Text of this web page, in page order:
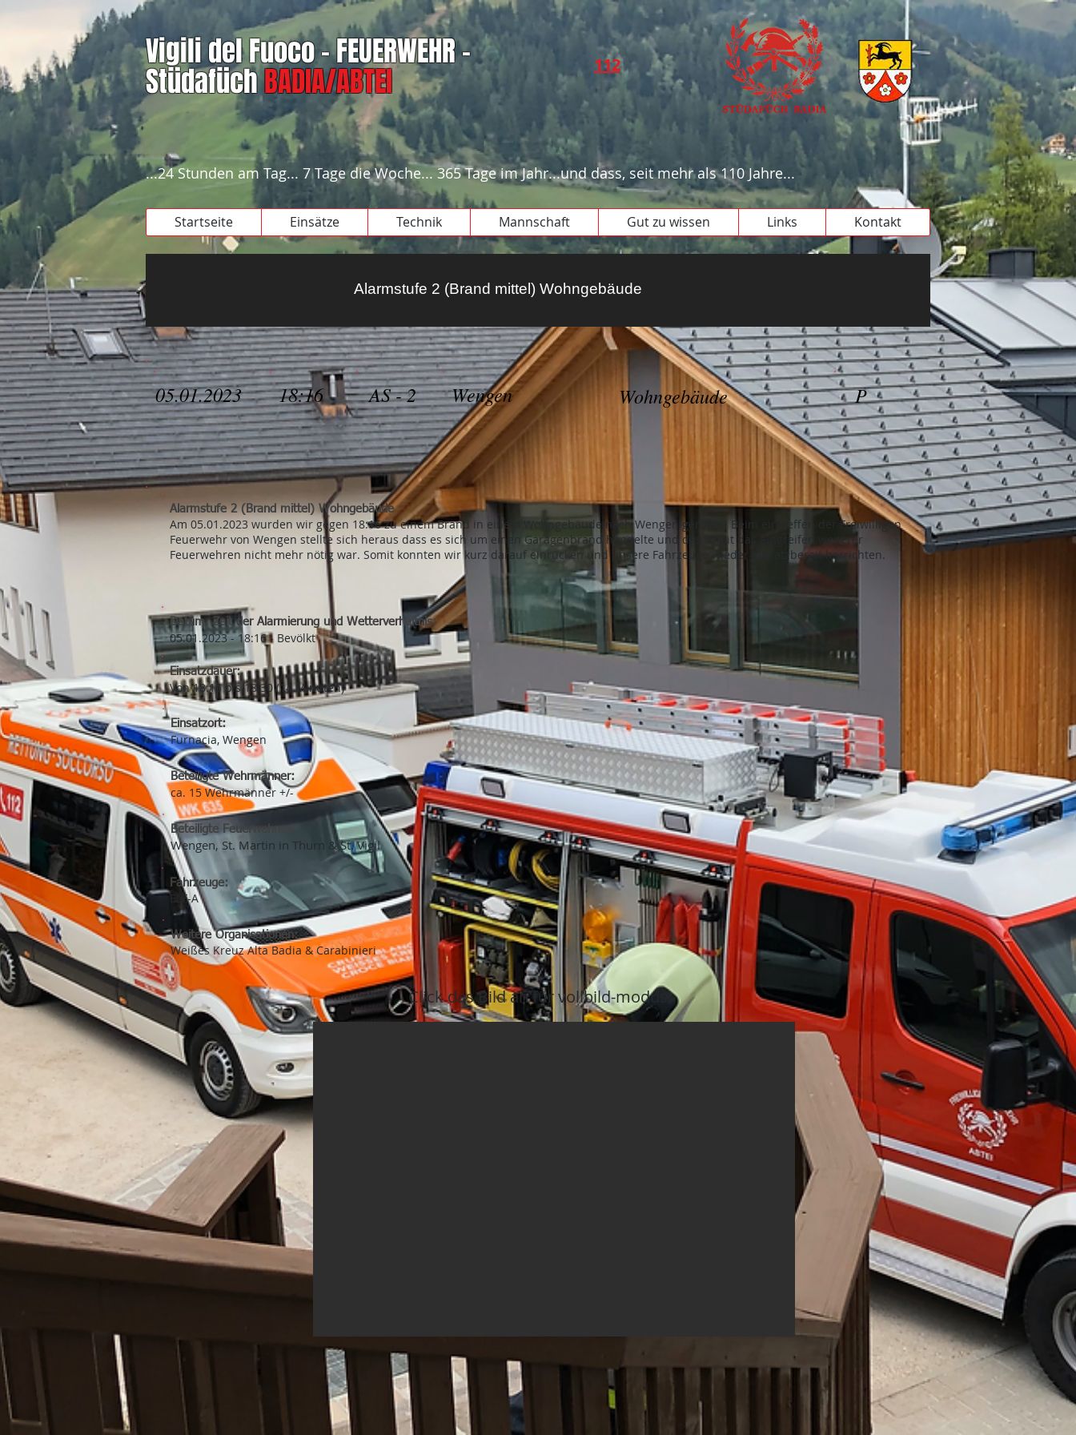
Vigili del Fuoco - FEUERWEHR -
StüdafüchBADIA/ABTEI 112​​
...24 Stunden am Tag... 7 Tage die Woche... 365 Tage im Jahr...und dass, seit mehr als 110 Jahre...
Startseite Einsätze Technik Mannschaft Gut zu wissen Links Kontakt
Alarmstufe 2 (Brand mittel) Wohngebäude
05.01.2023 18:16 AS - 2 Wengen Wohngebäude P
Alarmstufe 2 (Brand mittel) Wohngebäude
Am 05.01.2023 wurden wir gegen 18:16 zu einem Brand in einem Wohngebäude nach Wengen gerufen. Beim eintreffen der Freiwilligen
Feuerwehr von Wengen stellte sich heraus dass es sich um einen Garagenbrand handelte und das somit das eingreifen weiterer
Feuerwehren nicht mehr nötig war. Somit konnten wir kurz darauf einrücken und unsere Fahrzeuge wieder einsatzbereit herrichten.
Datum, Zeit der Alarmierung und Wetterverhältnis:
05.01.2023 - 18:16 - Bevölkt
Einsatzdauer:
Von 18:16 bis 18:30 (14 Minuten)
Einsatzort:
Furnacia, Wengen
Beteiligte Wehrmänner:
ca. 15Wehrmänner +/-
Beteiligte Feuerwehren:
Wengen, St. Martin in Thurn & St. Vigil
Fahrzeuge:
ELF-A
Weitere Organisationen:
Weißes Kreuz Alta Badia & Carabinieri
Click das Bild an für vollbild-modus!